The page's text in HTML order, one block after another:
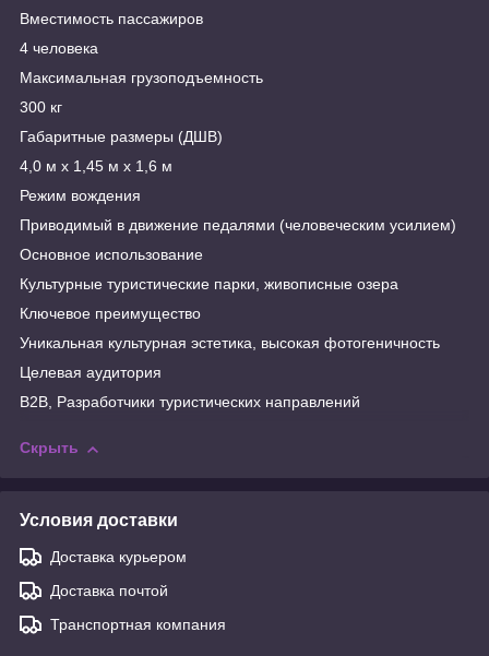
Вместимость пассажиров
4 человека
Максимальная грузоподъемность
300 кг
Габаритные размеры (ДШВ)
4,0 м х 1,45 м х 1,6 м
Режим вождения
Приводимый в движение педалями (человеческим усилием)
Основное использование
Культурные туристические парки, живописные озера
Ключевое преимущество
Уникальная культурная эстетика, высокая фотогеничность
Целевая аудитория
B2B, Разработчики туристических направлений
Скрыть
Условия доставки
Доставка курьером
Доставка почтой
Транспортная компания